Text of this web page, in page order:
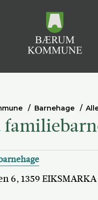
Barnehage
6, 1359 EIKSMARKA